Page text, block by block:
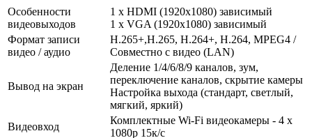
Особенности
видеовыходов
1 x HDMI (1920x1080) зависимый
1 x VGA (1920x1080) зависимый
Формат записи
видео / аудио
H.265+,H.265, H.264+, H.264, MPEG4 /
Совместно с видео (LAN)
Вывод на экран
Деление 1/4/6/8/9 каналов, зум,
переключение каналов, скрытие камеры
Настройка выхода (стандарт, светлый,
мягкий, яркий)
Видеовход
Комплектные Wi-Fi видеокамеры - 4 x
1080p 15к/с